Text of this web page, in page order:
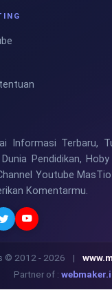
Informasi Terbaru,
Pendidikan,
Youtube
Komentarmu.
© 2012 - 2026 |
Partner of :